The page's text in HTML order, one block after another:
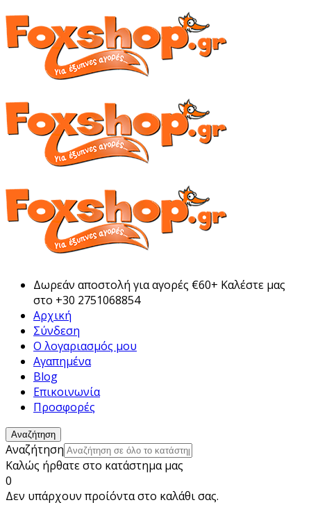
Δωρεάν αποστολή για αγορές €60+ Καλέστε μας
στο +30 2751068854
Αρχική
Σύνδεση
Ο λογαριασμός μου
Αγαπημένα
Blog
Επικοινωνία
Προσφορές
Αναζήτηση
Αναζήτηση
Καλώς ήρθατε στο κατάστημα μας
0
Δεν υπάρχουν προίόντα στο καλάθι σας.